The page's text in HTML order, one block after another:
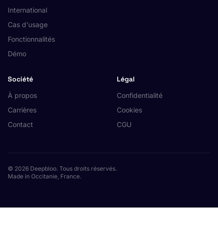
International
Cas d'usage
Fonctionnalités
Démo
Société
À propos
Carrières
Contact
Légal
Confidentialité
Cookies
CGU
© 2026 Deepbloo. Tous droits réservés.
Made in Occitanie, France.